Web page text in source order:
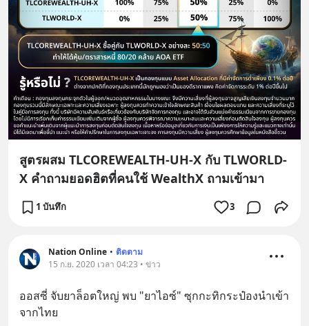
สูตรผสม TLCOREWEALTH-UH-X กับ TLWORLD-
X คำถามยอดฮิตที่คนใช้ WealthX ถามเข้ามา
1 บันทึก 3
Nation Online • ติดตาม
15 ก.ย. 2020 เวลา 04:23 • ข่าว
ออสซี่ จับยาล็อตใหญ่ พบ "ยาไอซ์" ซุกกะทิกระป๋องนำเข้า
จากไทย